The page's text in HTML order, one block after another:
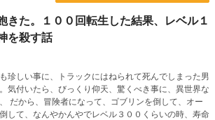
きた。１００回転生した結果、レベル１
を殺す話
珍しい事に、トラックにはねられて死んでしまった男
気付いたら、びっくり仰天、驚くべき事に、異世界な
ー
して、なんやかんやでレベル３００くらいの時、寿命